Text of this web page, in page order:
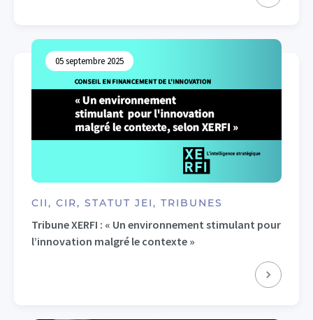
05 septembre 2025
CII, CIR, STATUT JEI, TRIBUNES
Tribune XERFI : « Un environnement stimulant pour
l’innovation malgré le contexte »